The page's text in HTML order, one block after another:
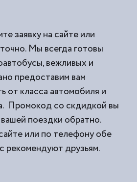
заявку на сайте или
Мы всегда готовы
вежливых и
предоставим вам
от класса автомобиля и
Промокод со скдидкой вы
поездки обратно.
или по телефону обе
друзьям.